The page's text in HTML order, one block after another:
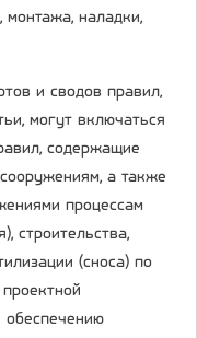
монтажа, наладки,
и сводов правил,
могут включаться
содержащие
а также
процессам
строительства,
(сноса) по
обеспечению